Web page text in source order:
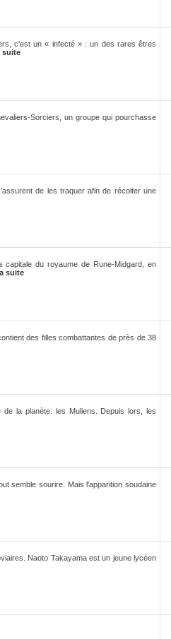
c'est un « infecté » : un des rares êtres
suite
Sorciers, un groupe qui pourchasse
de les traquer afin de récolter une
du royaume de Rune-Midgard, en
suite
des filles combattantes de près de 38
la planète: les Muliens. Depuis lors, les
semble sourire. Mais l'apparition soudaine
Naoto Takayama est un jeune lycéen